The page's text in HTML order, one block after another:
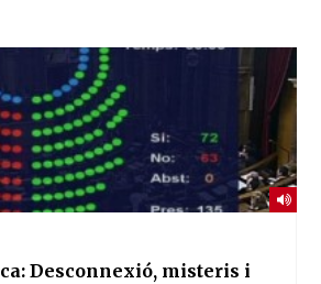
Desconnexió, misteris i